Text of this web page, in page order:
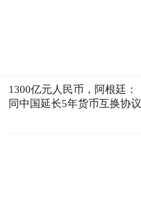
1300亿元人民币，阿根廷：
同中国延长5年货币互换协议